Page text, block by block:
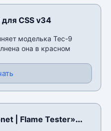
CSS v34
моделька Tec-9
она в красном
| Flame Tester»